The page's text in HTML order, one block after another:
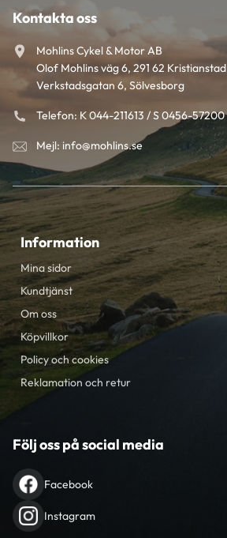
Kontakta oss
Mohlins Cykel & Motor AB
Olof Mohlins väg 6, 291 62 Kristianstad
Verkstadsgatan 6, Sölvesborg
Telefon: K 044-211613 / S 0456-57200
Mejl: info@mohlins.se
Information
Mina sidor
Kundtjänst
Om oss
Köpvillkor
Policy och cookies
Reklamation och retur
Följ oss på social media
Facebook
Instagram